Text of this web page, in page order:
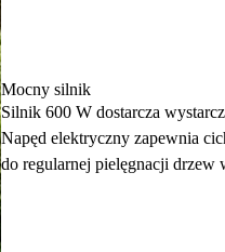
Mocny silnik
Silnik 600 W dostarcza
Napęd elektryczny zapewnia
do regularnej pielęgnacji drzew